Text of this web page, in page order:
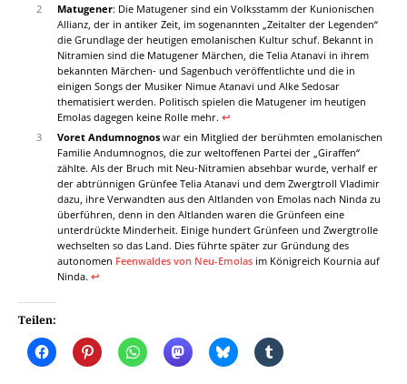
2
Matugener: Die Matugener sind ein Volksstamm der Kunionischen
Allianz, der in antiker Zeit, im sogenannten „Zeitalter der Legenden“
die Grundlage der heutigen emolanischen Kultur schuf. Bekannt in
Nitramien sind die Matugener Märchen, die Telia Atanavi in ihrem
bekannten Märchen- und Sagenbuch veröffentlichte und die in
einigen Songs der Musiker Nimue Atanavi und Alke Sedosar
thematisiert werden. Politisch spielen die Matugener im heutigen
Emolas dagegen keine Rolle mehr. ↩︎
3
Voret Andumnognos war ein Mitglied der berühmten emolanischen
Familie Andumnognos, die zur weltoffenen Partei der „Giraffen“
zählte. Als der Bruch mit Neu-Nitramien absehbar wurde, verhalf er
der abtrünnigen Grünfee Telia Atanavi und dem Zwergtroll Vladimir
dazu, ihre Verwandten aus den Altlanden von Emolas nach Ninda zu
überführen, denn in den Altlanden waren die Grünfeen eine
unterdrückte Minderheit. Einige hundert Grünfeen und Zwergtrolle
wechselten so das Land. Dies führte später zur Gründung des
autonomen Feenwaldes von Neu-Emolasim Königreich Kournia auf
Ninda. ↩︎
Teilen: